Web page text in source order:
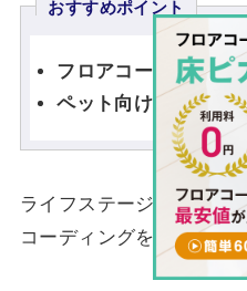
おすすめポイント
フロアコーディング
ペット向けのフロア
ライフステージは、高品
コーディングを行う事業